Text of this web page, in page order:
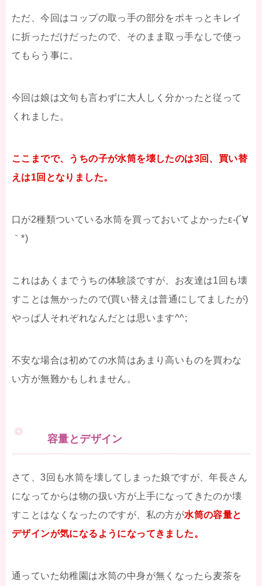
ただ、今回はコップの取っ手の部分をポキっとキレイ
に折っただけだったので、そのまま取っ手なしで使っ
てもらう事に。
今回は娘は文句も言わずに大人しく分かったと従って
くれました。
ここまでで、うちの子が水筒を壊したのは3回、買い替
えは1回となりました。
口が2種類ついている水筒を買っておいてよかったε-(´∀
｀*)
これはあくまでうちの体験談ですが、お友達は1回も壊
すことは無かったので(買い替えは普通にしてましたが)
やっぱ人それぞれなんだとは思います^^;
不安な場合は初めての水筒はあまり高いものを買わな
い方が無難かもしれません。
容量とデザイン
さて、3回も水筒を壊してしまった娘ですが、年長さん
になってからは物の扱い方が上手になってきたのか壊
すことはなくなったのですが、私の方が水筒の容量と
デザインが気になるようになってきました。
通っていた幼稚園は水筒の中身が無くなったら麦茶を